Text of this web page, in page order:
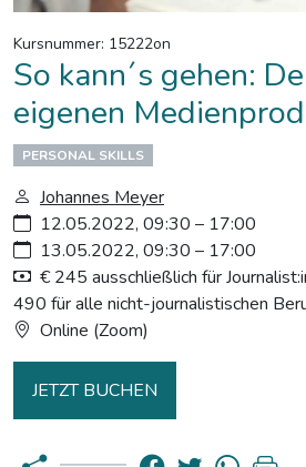
Kursnummer: 15222on
So kann´s gehen:
eigenen
PERSONAL SKILLS
Johannes Meyer
12.05.2022, 09:30 – 17:00
13.05.2022, 09:30 – 17:00
€ 245 ausschließlich für
490 für alle nicht-journalistischen
Online (Zoom)
JETZT BUCHEN